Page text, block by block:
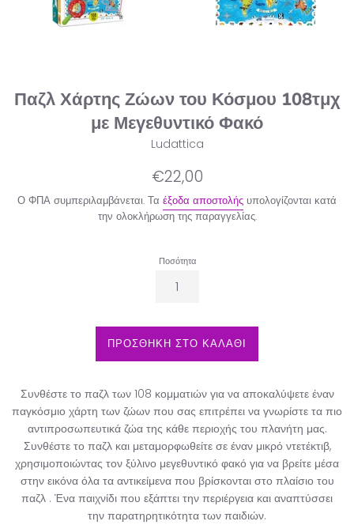
Παζλ Χάρτης Ζώων του Κόσμου 108τμχ
με Μεγεθυντικό Φακό
Ludattica
Κανονική
€22,00
Ο ΦΠΑ συμπεριλαμβάνεται. Τα έξοδα αποστολής υπολογίζονται κατά
την ολοκλήρωση της παραγγελίας.
Ποσότητα
ΠΡΟΣΘΗΚΗ ΣΤΟ ΚΑΛΑΘΙ
Συνθέστε το παζλ των 108 κομματιών για να αποκαλύψετε έναν
παγκόσμιο χάρτη των ζώων που σας επιτρέπει να γνωρίστε τα πιο
αντιπροσωπευτικά ζώα της κάθε περιοχής του πλανήτη μας.
Συνθέστε το παζλ και μεταμορφωθείτε σε έναν μικρό ντετέκτιβ,
χρησιμοποιώντας τον ξύλινο μεγεθυντικό φακό για να βρείτε μέσα
στην εικόνα όλα τα αντικείμενα που βρίσκονται στο πλαίσιο του
παζλ . Ένα παιχνίδι που εξάπτει την περιέργεια και αναπτύσσει
την παρατηρητικότητα των παιδιών.